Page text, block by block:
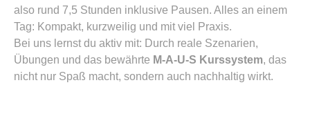
also rund 7,5 Stunden inklusive Pausen. Alles an einem
Tag: Kompakt, kurzweilig und mit viel Praxis.
Bei uns lernst du aktiv mit: Durch reale Szenarien,
Übungen und das bewährte M-A-U-S Kurssystem, das
nicht nur Spaß macht, sondern auch nachhaltig wirkt.